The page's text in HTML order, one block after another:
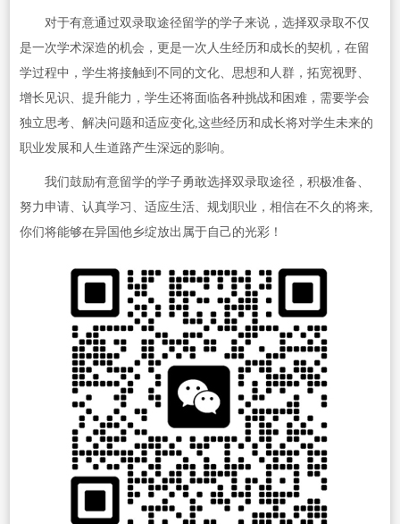
对于有意通过双录取途径留学的学子来说，选择双录取不仅
是一次学术深造的机会，更是一次人生经历和成长的契机，在留
学过程中，学生将接触到不同的文化、思想和人群，拓宽视野、
增长见识、提升能力，学生还将面临各种挑战和困难，需要学会
独立思考、解决问题和适应变化,这些经历和成长将对学生未来的
职业发展和人生道路产生深远的影响。
我们鼓励有意留学的学子勇敢选择双录取途径，积极准备、
努力申请、认真学习、适应生活、规划职业，相信在不久的将来,
你们将能够在异国他乡绽放出属于自己的光彩！